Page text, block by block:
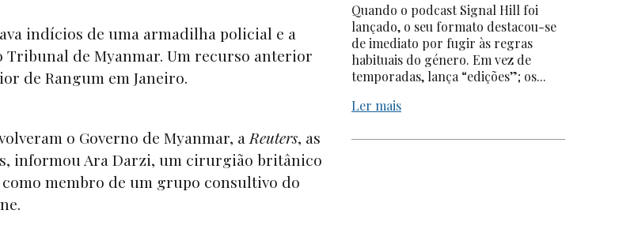
indícios de uma armadilha policial e a
de Myanmar. Um recurso anterior
de Rangum em Janeiro.
o Governo de Myanmar, a Reuters, as
informou Ara Darzi, um cirurgião britânico
membro de um grupo consultivo do
Quando o podcast Signal Hill foi
lançado, o seu formato destacou-se
de imediato por fugir às regras
habituais do género. Em vez de
temporadas, lança “edições”; os...
Ler mais